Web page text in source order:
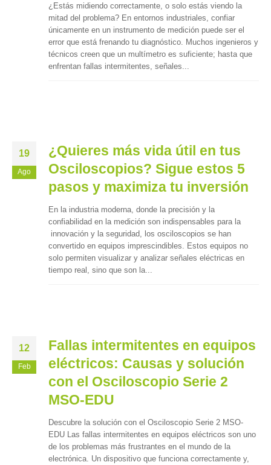
¿Estás midiendo correctamente, o solo estás viendo la
mitad del problema? En entornos industriales, confiar
únicamente en un instrumento de medición puede ser el
error que está frenando tu diagnóstico. Muchos ingenieros y
técnicos creen que un multímetro es suficiente; hasta que
enfrentan fallas intermitentes, señales...
19
Ago
¿Quieres más vida útil en tus
Osciloscopios? Sigue estos 5
pasos y maximiza tu inversión
En la industria moderna, donde la precisión y la
confiabilidad en la medición son indispensables para la
innovación y la seguridad, los osciloscopios se han
convertido en equipos imprescindibles. Estos equipos no
solo permiten visualizar y analizar señales eléctricas en
tiempo real, sino que son la...
12
Feb
Fallas intermitentes en equipos
eléctricos: Causas y solución
con el Osciloscopio Serie 2
MSO-EDU
Descubre la solución con el Osciloscopio Serie 2 MSO-
EDU Las fallas intermitentes en equipos eléctricos son uno
de los problemas más frustrantes en el mundo de la
electrónica. Un dispositivo que funciona correctamente y,